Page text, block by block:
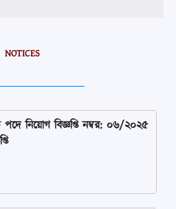
NOTICES
পদে নিয়োগ বিজ্ঞপ্তি নম্বর: ০৬/২০২৫